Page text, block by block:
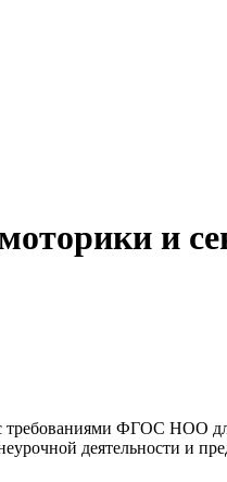
и
с требованиями ФГОС НОО
деятельности и